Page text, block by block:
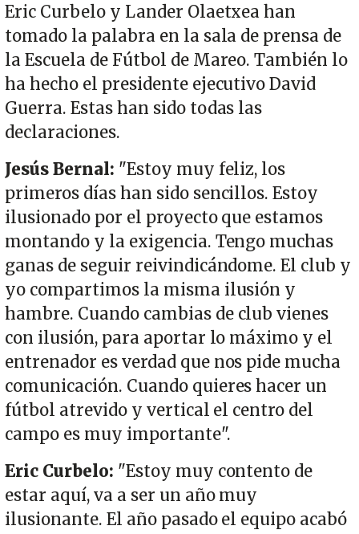
Eric Curbelo y Lander Olaetxea han
tomado la palabra en la sala de prensa de
la Escuela de Fútbol de Mareo. También lo
ha hecho el presidente ejecutivo David
Guerra. Estas han sido todas las
declaraciones.
Jesús Bernal: "Estoy muy feliz, los
primeros días han sido sencillos. Estoy
ilusionado por el proyecto que estamos
montando y la exigencia. Tengo muchas
ganas de seguir reivindicándome. El club y
yo compartimos la misma ilusión y
hambre. Cuando cambias de club vienes
con ilusión, para aportar lo máximo y el
entrenador es verdad que nos pide mucha
comunicación. Cuando quieres hacer un
fútbol atrevido y vertical el centro del
campo es muy importante".
Eric Curbelo: "Estoy muy contento de
estar aquí, va a ser un año muy
ilusionante. El año pasado el equipo acabó